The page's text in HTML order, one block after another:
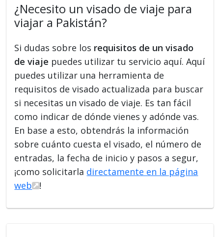
¿Necesito un visado de viaje para
viajar a Pakistán?
Si dudas sobre los requisitos de un visado
de viaje puedes utilizar tu servicio aquí. Aquí
puedes utilizar una herramienta de
requisitos de visado actualizada para buscar
si necesitas un visado de viaje. Es tan fácil
como indicar de dónde vienes y adónde vas.
En base a esto, obtendrás la información
sobre cuánto cuesta el visado, el número de
entradas, la fecha de inicio y pasos a segur,
¡como solicitarla directamente en la página
web
!